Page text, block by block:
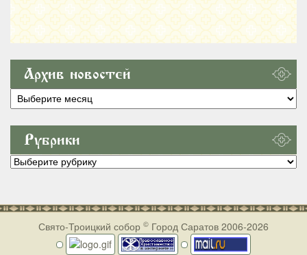
Архив новостей
Архив
новостей
Рубрики
Рубрики
Свято-Троицкий собор © Город Саратов 2006-2026